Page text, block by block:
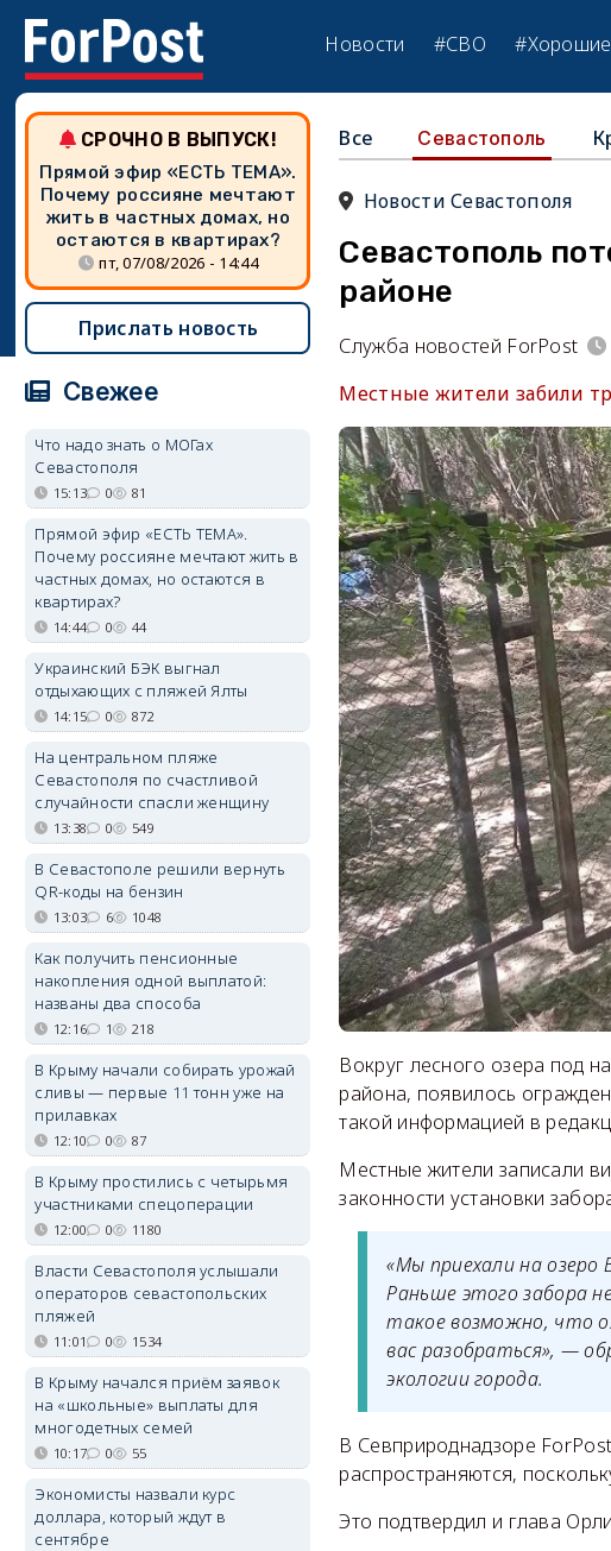
Новости #СВО
Все Севастополь
Новости Севастополя
Севастополь
районе
Служба новостей ForPost
Местные жители забили
Вокруг лесного озера под
района, появилось
такой информацией в
Местные жители записали
законности установки
«Мы приехали на озеро
Раньше этого забора
такое возможно, что
вас разобраться», —
экологии города.
В Севприроднадзоре
распространяются,
Это подтвердил и глава
СРОЧНО В ВЫПУСК!
Прямой эфир «ЕСТЬ ТЕМА».
Почему россияне мечтают
жить в частных домах, но
остаются в квартирах?
пт, 07/08/2026 - 14:44
Прислать новость
Свежее
Что надо знать о МОГах
Севастополя
15:13 0 81
Прямой эфир «ЕСТЬ ТЕМА».
Почему россияне мечтают жить в
частных домах, но остаются в
квартирах?
14:44 0 44
Украинский БЭК выгнал
отдыхающих с пляжей Ялты
14:15 0 872
На центральном пляже
Севастополя по счастливой
случайности спасли женщину
13:38 0 549
В Севастополе решили вернуть
QR-коды на бензин
13:03 6 1048
Как получить пенсионные
накопления одной выплатой:
названы два способа
12:16 1 218
В Крыму начали собирать урожай
сливы — первые 11 тонн уже на
прилавках
12:10 0 87
В Крыму простились с четырьмя
участниками спецоперации
12:00 0 1180
Власти Севастополя услышали
операторов севастопольских
пляжей
11:01 0 1534
В Крыму начался приём заявок
на «школьные» выплаты для
многодетных семей
10:17 0 55
Экономисты назвали курс
доллара, который ждут в
сентябре